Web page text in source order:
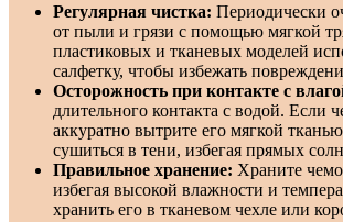
Регулярная чистка: Периодически
от пыли и грязи с помощью мягкой
пластиковых и тканевых моделей
салфетку, чтобы избежать
Осторожность при контакте с
длительного контакта с водой. Если
аккуратно вытрите его мягкой тканью
сушиться в тени, избегая прямых
Правильное хранение: Храните
избегая высокой влажности и
хранить его в тканевом чехле или